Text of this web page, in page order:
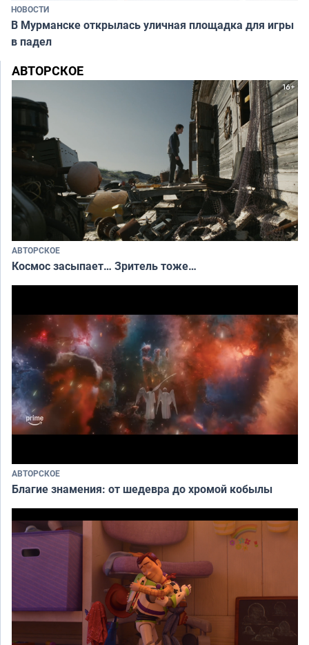
НОВОСТИ
В Мурманске открылась уличная площадка для игры
в падел
АВТОРСКОЕ
АВТОРСКОЕ
Космос засыпает… Зритель тоже…
АВТОРСКОЕ
Благие знамения: от шедевра до хромой кобылы